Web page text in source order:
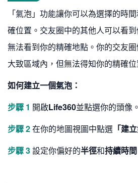
「氣泡」功能讓你可以為選擇的時
確位置。交友圈中的其他人可以看
無法看到你的精確地點。你的交友
大致區域內，但無法得知你的精確位
如何建立一個氣泡：
步驟 1 開啟Life360並點選你的頭像。
步驟 2在你的地圖視圖中點選 「建
步驟 3設定你偏好的半徑和持續時間